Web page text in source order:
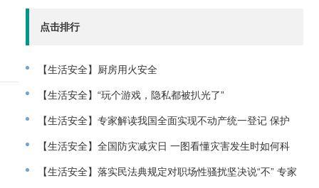
点击排行
【生活安全】厨房用火安全
【生活安全】“玩个游戏，隐私都被扒光了”
【生活安全】专家解读我国全面实现不动产统一登记 保护
交易安全和群众不
【生活安全】全国防灾减灾日 一图看懂灾害发生时如何科
学避险【生活安全】落实民法典规定对职场性骚扰坚决说“不” 专家